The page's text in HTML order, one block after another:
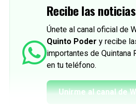
Recibe las
Únete al canal oficial de
Quinto Poder y recibe
importantes de Quintana
en tu teléfono.
Unirme al canal de